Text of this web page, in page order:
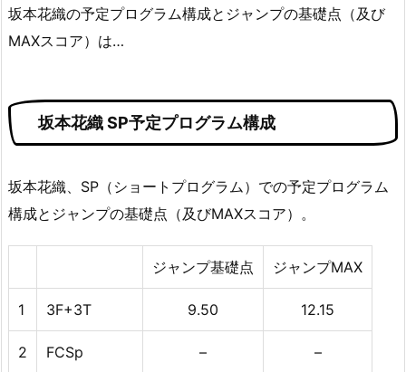
坂本花織の予定プログラム構成とジャンプの基礎点（及び
MAXスコア）は…
坂本花織 SP予定プログラム構成
坂本花織、SP（ショートプログラム）での予定プログラム
構成とジャンプの基礎点（及びMAXスコア）。
ジャンプ基礎点 ジャンプMAX
1 3F+3T 9.50 12.15
2 FCSp – –